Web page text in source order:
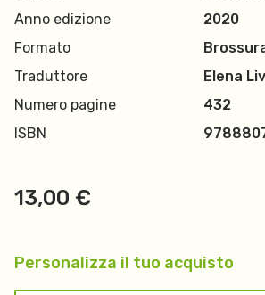
Anno edizione
2020
Formato
Traduttore
Elena
Numero pagine
432
ISBN
13,00 €
Personalizza il tuo acquisto